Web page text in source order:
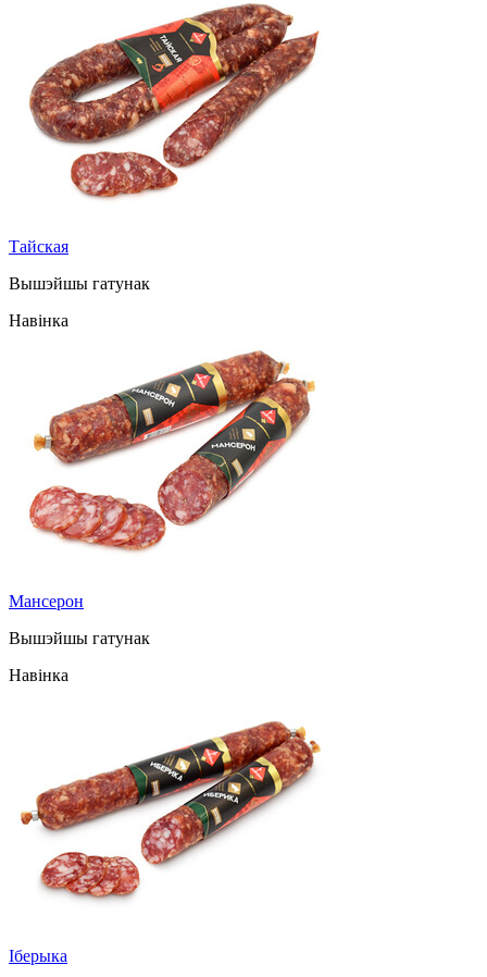
Тайская
Вышэйшы гатунак
Навінка
Мансерон
Вышэйшы гатунак
Навінка
Іберыка